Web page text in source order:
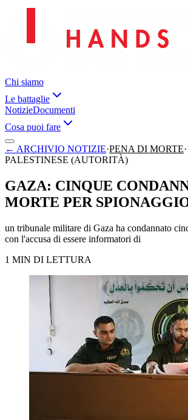
Chi siamo
Le battaglie
NotizieDocumenti
Cosa puoi fare
← ARCHIVIO NOTIZIE·PENA DI MORTE·
PALESTINESE (AUTORITÀ)
GAZA: CINQUE
MORTE PER
un tribunale militare di Gaza ha condannato
con l'accusa di essere informatori di
1 MIN DI LETTURA